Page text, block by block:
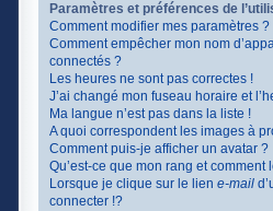
Paramètres et préférences de
Comment modifier mes paramètres ?
Comment empêcher mon nom
connectés ?
Les heures ne sont pas correctes !
J’ai changé mon fuseau horaire et
Ma langue n’est pas dans la liste !
A quoi correspondent les images à
Comment puis-je afficher un avatar ?
Qu’est-ce que mon rang et comment
Lorsque je clique sur le lien e-mail
connecter !?